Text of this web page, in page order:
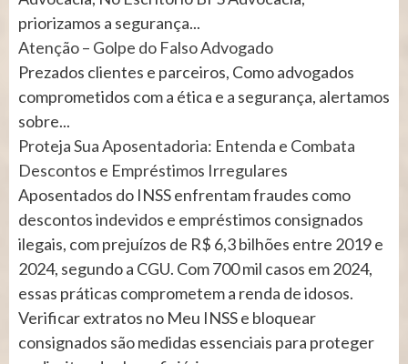
priorizamos a segurança...
Atenção – Golpe do Falso Advogado
Prezados clientes e parceiros, Como advogados
comprometidos com a ética e a segurança, alertamos
sobre...
Proteja Sua Aposentadoria: Entenda e Combata
Descontos e Empréstimos Irregulares
Aposentados do INSS enfrentam fraudes como
descontos indevidos e empréstimos consignados
ilegais, com prejuízos de R$ 6,3 bilhões entre 2019 e
2024, segundo a CGU. Com 700 mil casos em 2024,
essas práticas comprometem a renda de idosos.
Verificar extratos no Meu INSS e bloquear
consignados são medidas essenciais para proteger